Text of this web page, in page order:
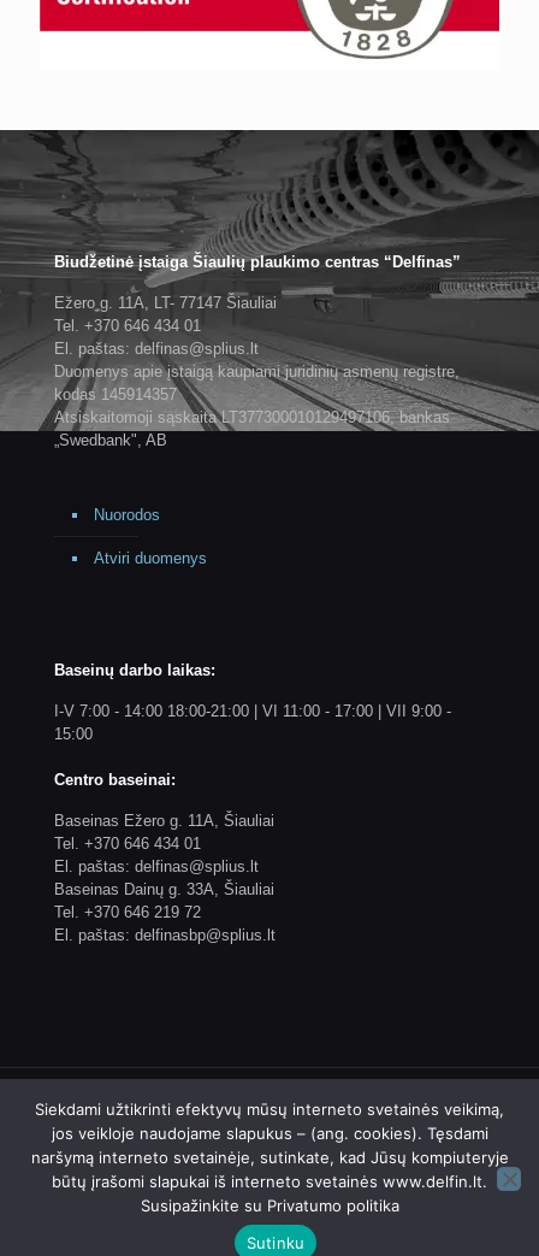
Biudžetinė įstaiga Šiaulių plaukimo centras “Delfinas”
Ežero g. 11A, LT- 77147 Šiauliai
Tel. +370 646 434 01
El. paštas: delfinas@splius.lt
Duomenys apie įstaigą kaupiami juridinių asmenų registre,
kodas 145914357
Atsiskaitomoji sąskaita LT377300010129497106, bankas
„Swedbank", AB
Nuorodos
Atviri duomenys
Baseinų darbo laikas:
I-V 7:00 - 14:00 18:00-21:00 | VI 11:00 - 17:00 | VII 9:00 -
15:00
Centro baseinai:
Baseinas Ežero g. 11A, Šiauliai
Tel. +370 646 434 01
El. paštas: delfinas@splius.lt
Baseinas Dainų g. 33A, Šiauliai
Tel. +370 646 219 72
El. paštas: delfinasbp@splius.lt
© 2023 Biudžetinės įstaigos Šiaulių plaukimo centro
"Delfinas" internetinis puslapis. Sprendimas: 4WEB
Siekdami užtikrinti efektyvų mūsų interneto svetainės veikimą,
jos veikloje naudojame slapukus – (ang. cookies). Tęsdami
naršymą interneto svetainėje, sutinkate, kad Jūsų kompiuteryje
būtų įrašomi slapukai iš interneto svetainės www.delfin.lt.
Susipažinkite su Privatumo politika
Sutinku